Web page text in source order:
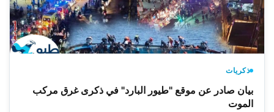
ذكريات
بيان صادر عن موقع "طيور البارد" في ذكرى غرق مركب
الموت